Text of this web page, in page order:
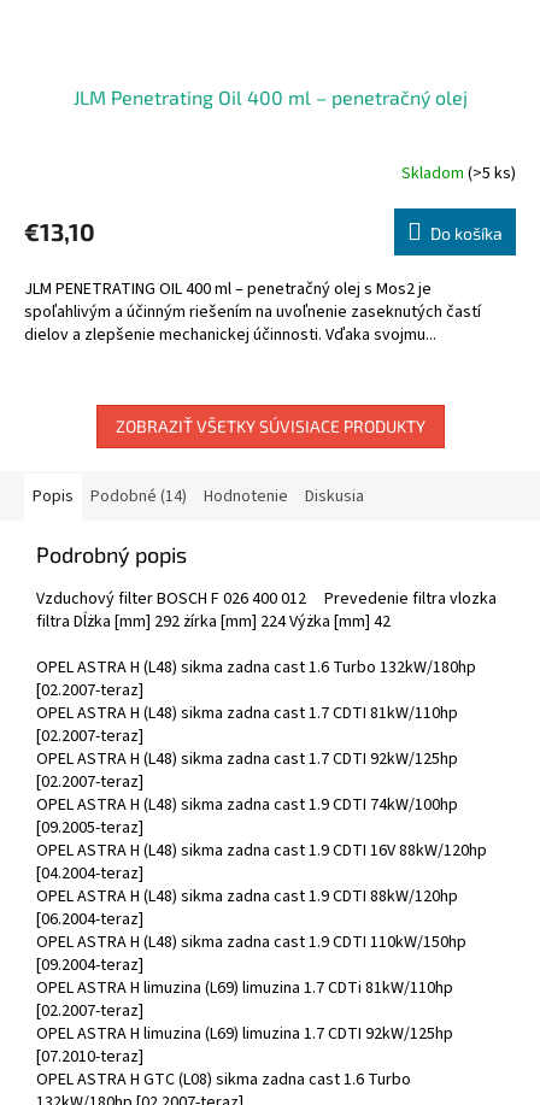
JLM Penetrating Oil 400 ml – penetračný olej
Skladom (>5 ks)
€13,10 Do košíka
JLM PENETRATING OIL 400 ml – penetračný olej s Mos2 je
spoľahlivým a účinným riešením na uvoľnenie zaseknutých častí
dielov a zlepšenie mechanickej účinnosti. Vďaka svojmu...
ZOBRAZIŤ VŠETKY SÚVISIACE PRODUKTY
Popis Podobné (14) Hodnotenie Diskusia
Podrobný popis
Vzduchový filter BOSCH F 026 400 012 Prevedenie filtra vlozka
filtra Dĺżka [mm] 292 żírka [mm] 224 Výżka [mm] 42
OPEL ASTRA H (L48) sikma zadna cast 1.6 Turbo 132kW/180hp
[02.2007-teraz]
OPEL ASTRA H (L48) sikma zadna cast 1.7 CDTI 81kW/110hp
[02.2007-teraz]
OPEL ASTRA H (L48) sikma zadna cast 1.7 CDTI 92kW/125hp
[02.2007-teraz]
OPEL ASTRA H (L48) sikma zadna cast 1.9 CDTI 74kW/100hp
[09.2005-teraz]
OPEL ASTRA H (L48) sikma zadna cast 1.9 CDTI 16V 88kW/120hp
[04.2004-teraz]
OPEL ASTRA H (L48) sikma zadna cast 1.9 CDTI 88kW/120hp
[06.2004-teraz]
OPEL ASTRA H (L48) sikma zadna cast 1.9 CDTI 110kW/150hp
[09.2004-teraz]
OPEL ASTRA H limuzina (L69) limuzina 1.7 CDTi 81kW/110hp
[02.2007-teraz]
OPEL ASTRA H limuzina (L69) limuzina 1.7 CDTI 92kW/125hp
[07.2010-teraz]
OPEL ASTRA H GTC (L08) sikma zadna cast 1.6 Turbo